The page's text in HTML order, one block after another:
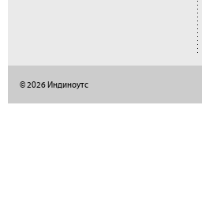
© 2026 Индиноутс